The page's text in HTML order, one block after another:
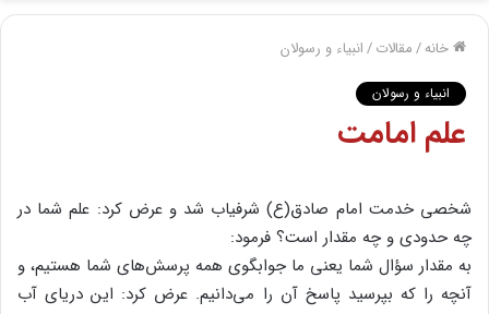
خانه/مقالات/انبیاء و رسولان
انبیاء و رسولان
علم امامت
شخصی خدمت امام صادق(ع) شرفیاب شد و عرض کرد: علم شما در
چه حدودی و چه مقدار است؟ فرمود:
به مقدار سؤال شما یعنی ما جوابگوی همه پرسش‌های شما هستیم، و
آنچه را که بپرسید پاسخ آن را می‌دانیم. عرض کرد: این دریای آب